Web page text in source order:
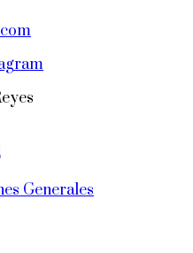
Generales